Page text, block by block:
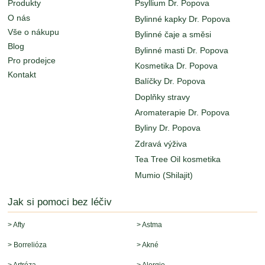
Produkty
O nás
Vše o nákupu
Blog
Pro prodejce
Kontakt
Psyllium Dr. Popova
Bylinné kapky Dr. Popova
Bylinné čaje a směsi
Bylinné masti Dr. Popova
Kosmetika Dr. Popova
Balíčky Dr. Popova
Doplňky stravy
Aromaterapie Dr. Popova
Byliny Dr. Popova
Zdravá výživa
Tea Tree Oil kosmetika
Mumio (Shilajit)
Jak si pomoci bez léčiv
> Afty > Astma
> Borrelióza > Akné